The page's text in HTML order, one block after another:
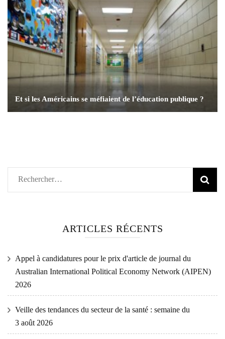
Et si les Américains se méfiaient de l’éducation publique ?
Rechercher :
ARTICLES RÉCENTS
Appel à candidatures pour le prix d'article de journal du
Australian International Political Economy Network (AIPEN)
2026
Veille des tendances du secteur de la santé : semaine du
3 août 2026